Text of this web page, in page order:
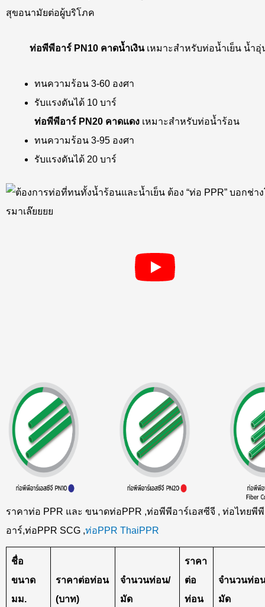
สุขอนามัยต่อผู้บริโภค
ท่อพีพีอาร์ PN10 คาดน้ำเงินเหมาะสำหรับท่อน้ำเย็น น้ำอุ่
ทนความร้อน 3-60 องศา
รับแรงดันได้ 10 บาร์
ท่อพีพีอาร์ PN20 คาดแดง เหมาะสำหรับท่อน้ำร้อน
ทนความร้อน 3-95 องศา
รับแรงดันได้ 20 บาร์
ราคาท่อ PPR และ ขนาดท่อPPR ,ท่อพีพีอาร์เอสซีจี , ท่อไทยพีพี
อาร์,ท่อPPR SCG ,ท่อPPR ThaiPPR
ชื่อ
ขนาด
มม.
ราคาต่อท่อน
(บาท)
จำนวนท่อน/
มัด
ราคา
ต่อ
ท่อน
จำนวนท่อ
มัด